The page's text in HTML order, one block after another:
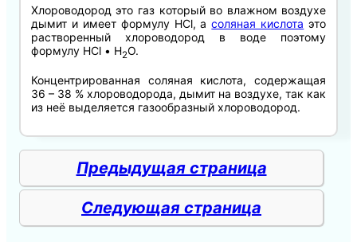
Хлороводород это газ который во влажном воздухе
дымит и имеет формулу HCl, асоляная кислота это
растворенный хлороводород в воде поэтому
формулу HCl • Н2О.
Концентрированная соляная кислота, содержащая
36 – 38 % хлороводорода, дымит на воздухе, так как
из неё выделяется газообразный хлороводород.
Предыдущая страница
Следующая страница